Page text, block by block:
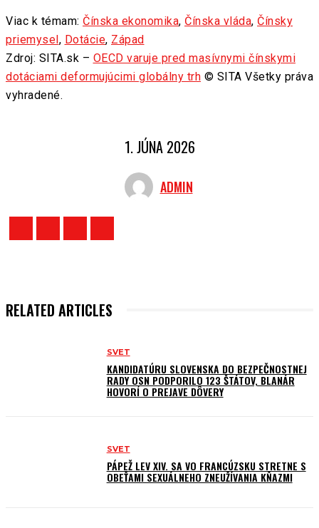
Viac k témam: Čínska ekonomika, Čínska vláda, Čínsky
priemysel , Dotácie, Západ
Zdroj: SITA.sk – OECD varuje pred masívnymi čínskymi
dotáciami deformujúcimi globálny trh © SITA Všetky práva
vyhradené.
1. JÚNA 2026
ADMIN
RELATED ARTICLES
SVET
KANDIDATÚRU SLOVENSKA DO BEZPEČNOSTNEJ
RADY OSN PODPORILO 123 ŠTÁTOV, BLANÁR
HOVORÍ O PREJAVE DÔVERY
SVET
PÁPEŽ LEV XIV. SA VO FRANCÚZSKU STRETNE S
OBEŤAMI SEXUÁLNEHO ZNEUŽÍVANIA KŇAZMI